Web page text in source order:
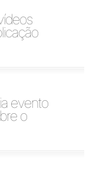
evento
o